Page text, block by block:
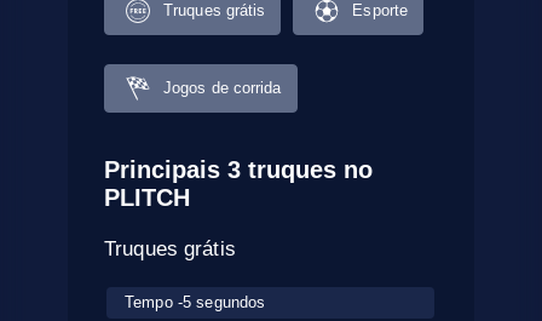
Truques grátis Esporte
Jogos de corrida
Principais 3 truques no
PLITCH
Truques grátis
Tempo -5 segundos